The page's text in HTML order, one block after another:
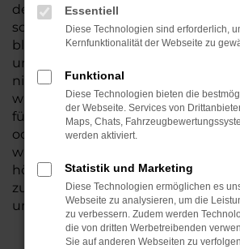
der Umgebung von Bad Nauheim
sorgen dafür, dass die schöne
bleibt. Unser Unternehmen liegt
unweit der Autobahnen A45 und
nicht weit von Frankfurt am Main
wir über Tradition und regionale
füllen wir diese Aspekte mit
oder ein Fahrzeug eines anderen
wird umfangreich und kompetent
hören genau zu und sorgen dafür,
zufrieden mit einem KGM in Bad
unterwegs sind.
Essentiell
Diese Technologien sind erforderlich,
Kernfunktionalität der Webseite zu
Funktional
Diese Technologien bieten die
der Webseite. Services von
Maps, Chats,
werden aktiviert.
Statistik und Marketing
Diese Technologien ermöglichen es
Webseite zu analysieren, um die
zu verbessern. Zudem werden
die von dritten Werbetreibenden
Sie auf anderen Webseiten zu